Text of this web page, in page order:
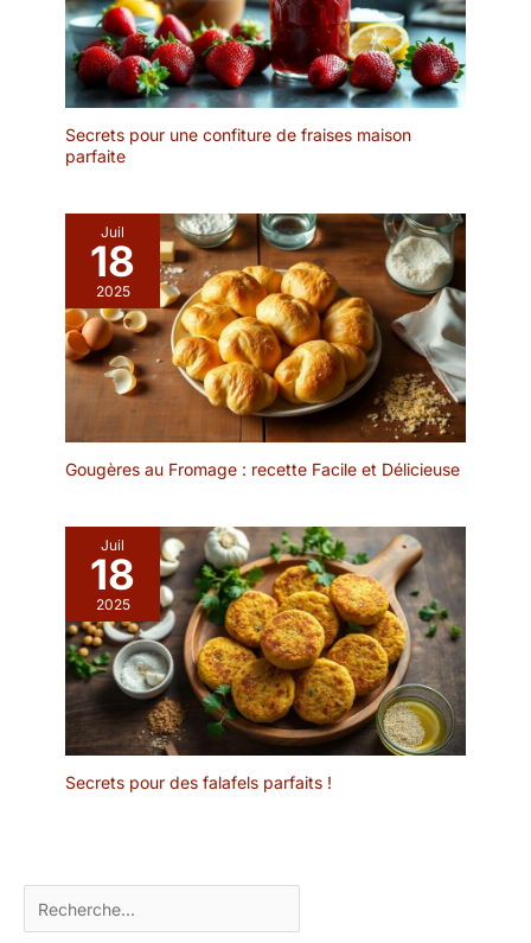
couleurs peuvent
correspondre à vos
différents styles et en
même temps ajouter de
vives à votre cuisine.
Ces assiette ceramique
vont au micro-ondes et
au lave-vaisselle. Il suffit
de rincer à l'eau tiède et
au savon ou de le mettre
au lave-vaisselle pour un
nettoyage rapide.
Ne vous inquiétez pas
des substances nocives
qui pénètrent dans vos
aliments. 【Application】
Ce assiètte
multifonctionnel est très
à soupe, assiettes risotto
couscous, etc. C'est un
compagnon idéal dans la
vie quotidienne.
【Profondeur optimale】
Cette assiettes creuses
porcelaine de 4 cm de
profondeur, d'une
contenance de 680 ml,
être empilé. Le plat creux
la vaisselle à la maison.
【Facile à nettoyer et
passe au micro-ondes】
Ces assiette ceramique
profondes vont au
micro-ondes et au lave-
vaisselle. Il suffit de rincer
à l'eau tiède et au savon
ou de le mettre au lave-
vaisselle pour un
nettoyage rapide.
Secrets pour une confiture de fraises maison
parfaite
Juil
18
2025
Gougères au Fromage : recette Facile et Délicieuse
Juil
18
2025
Secrets pour des falafels parfaits !
Rechercher